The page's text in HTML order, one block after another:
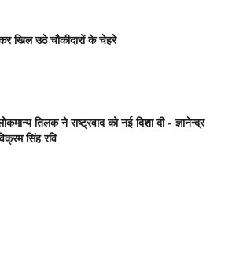
खिल उठे चौकीदारों के चेहरे
तिलक ने राष्ट्रवाद को नई दिशा दी - ज्ञानेन्द्र
सिंह रवि